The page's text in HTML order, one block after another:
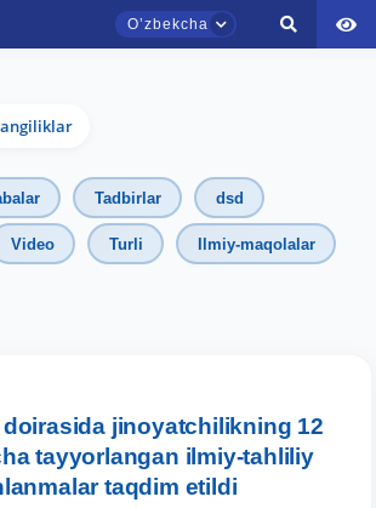
Oʼzbekcha
Tadbirlar dsd
Video Turli Ilmiy-maqolalar
doirasida jinoyatchilikning 12
tayyorlangan ilmiy-tahliliy
taqdim etildi
murojaatlari chati
ushbu